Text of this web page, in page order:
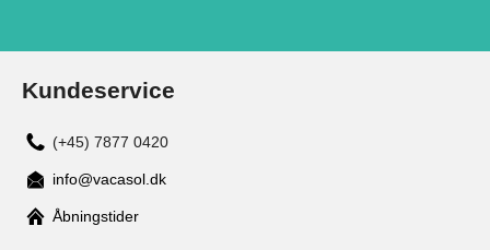
Kundeservice
(+45) 7877 0420
info@vacasol.dk
Åbningstider